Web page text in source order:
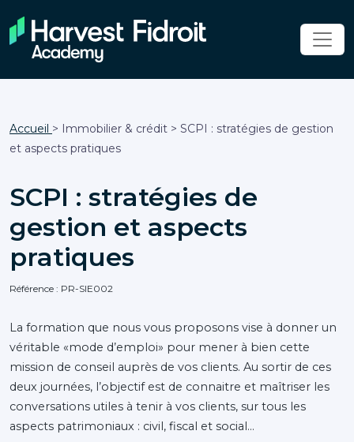
Accueil > Immobilier & crédit > SCPI : stratégies de gestion
et aspects pratiques
SCPI : stratégies de
gestion et aspects
pratiques
Référence : PR-SIE002
La formation que nous vous proposons vise à donner un
véritable «mode d’emploi» pour mener à bien cette
mission de conseil auprès de vos clients. Au sortir de ces
deux journées, l’objectif est de connaitre et maîtriser les
conversations utiles à tenir à vos clients, sur tous les
aspects patrimoniaux : civil, fiscal et social…